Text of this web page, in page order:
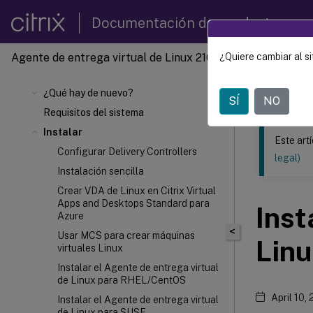
Documentación de productos
Agente de entrega virtual de Linux 2103
¿Qué hay de nuevo?
Requisitos del sistema
Instalar
Configurar Delivery Controllers
Instalación sencilla
Crear VDA de Linux en Citrix Virtual
Apps and Desktops Standard para
Azure
Usar MCS para crear máquinas
virtuales Linux
Instalar el Agente de entrega virtual
de Linux para RHEL/CentOS
Instalar el Agente de entrega virtual
Este
<
Este
legal)
April 10,
¿Quiere cambiar al
SÍ NO